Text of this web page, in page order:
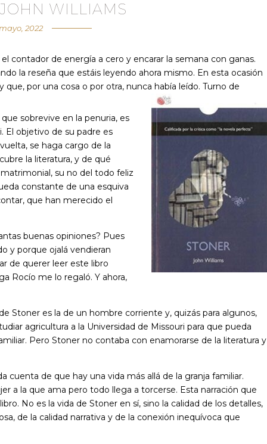
WILLIAMS
2022
contador de energía a cero y encarar la semana con ganas.
la reseña que estáis leyendo ahora mismo. En esta ocasión
por una cosa o por otra, nunca había leído. Turno de
sobrevive en la penuria, es
El objetivo de su padre es
se haga cargo de la
la literatura, y de qué
su no del todo feliz
constante de una esquiva
que han merecido el
buenas opiniones? Pues
y porque ojalá vendieran
de querer leer este libro
Rocío me lo regaló. Y ahora,
Stoner es la de un hombre corriente y, quizás para algunos,
agricultura a la Universidad de Missouri para que pueda
Pero Stoner no contaba con enamorarse de la literatura y
cuenta de que hay una vida más allá de la granja familiar.
a la que ama pero todo llega a torcerse. Esta narración que
No es la vida de Stoner en sí, sino la calidad de los detalles,
de la calidad narrativa y de la conexión inequívoca que